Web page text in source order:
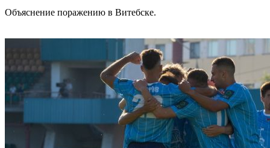
Объяснение поражению в Витебске.